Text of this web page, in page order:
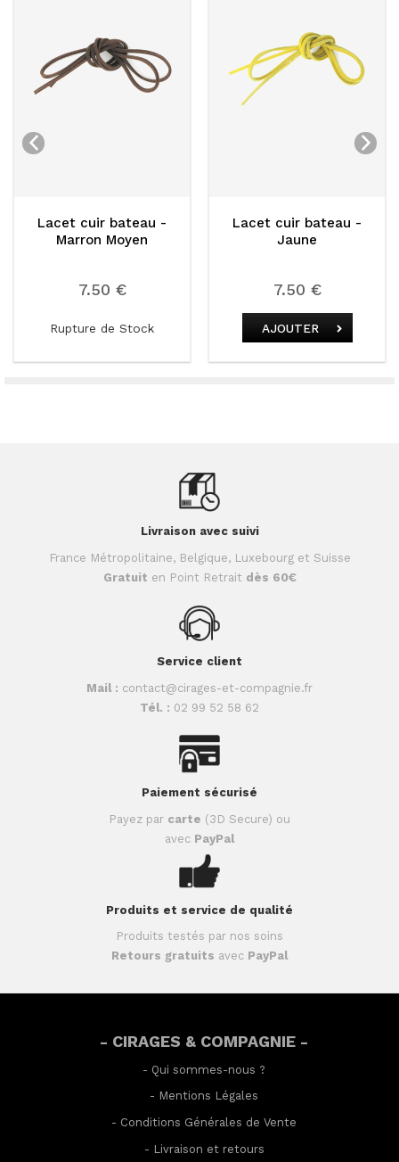
Lacet cuir bateau -
Marron Moyen
7.50 €
Rupture de Stock
Lacet cuir bateau -
Jaune
7.50 €
AJOUTER
Livraison avec suivi
France Métropolitaine, Belgique, Luxebourg et Suisse
Gratuit en Point Retrait dès 60€
Service client
Mail : contact@cirages-et-compagnie.fr
Tél. : 02 99 52 58 62
Paiement sécurisé
Payez par carte (3D Secure) ou
avec PayPal
Produits et service de qualité
Produits testés par nos soins
Retours gratuits avec PayPal
- CIRAGES & COMPAGNIE -
- Qui sommes-nous ?
- Mentions Légales
- Conditions Générales de Vente
- Livraison et retours